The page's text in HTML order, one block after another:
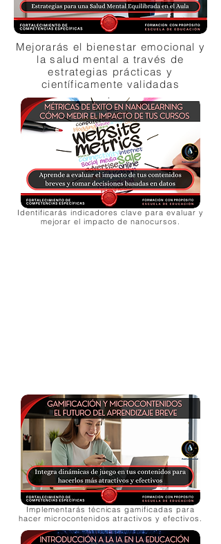
Mejorarás el bienestar emocional y
la salud mental a través de
estrategias prácticas y
científicamente validadas
Identificarás indicadores clave para evaluar y
mejorar el impacto de nanocursos.
Implementarás técnicas gamificadas para
hacer microcontenidos atractivos y efectivos.